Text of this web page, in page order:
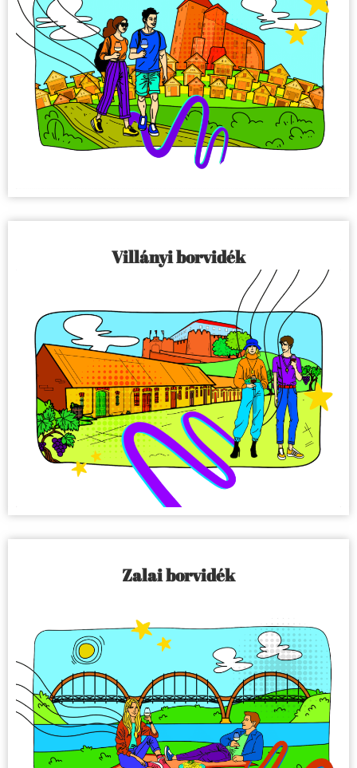
Villányi borvidék
Zalai borvidék